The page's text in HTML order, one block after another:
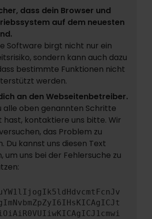
dass dein Browser und
auf dem neuesten
Software birgt nicht nur ein
sondern kann auch dazu
bestimmte Funktionen nicht
werden.
an den Webseitenbetreiber.
alle oben genannten Schritte
hast, kontaktiere uns bitte. Wir
das Problem zu
Du kannst uns diesen Text
um uns bei der Fehlersuche zu